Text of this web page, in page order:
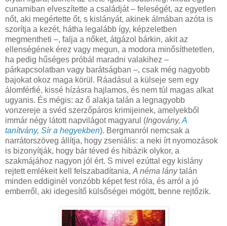
cunamiban elveszítette a családját – feleségét, az egyetlen
nőt, aki megértette őt, s kislányát, akinek álmában azóta is
szorítja a kezét, hátha legalább így, képzeletben
megmentheti –, falja a nőket, átgázol bárkin, akit az
ellenségének érez vagy megun, a modora minősíthetetlen,
ha pedig hűséges próbál maradni valakihez –
párkapcsolatban vagy barátságban –, csak még nagyobb
bajokat okoz maga körül. Ráadásul a külseje sem egy
álomférfié, kissé hízásra hajlamos, és nem túl magas alkat
ugyanis. És mégis: az ő alakja talán a legnagyobb
vonzereje a svéd szerzőpáros krimijeinek, amelyekből
immár négy látott napvilágot magyarul (Ingovány, A
tanítvány, Sír a hegyekben). Bergmanról nemcsak a
narrátorszöveg állítja, hogy zseniális: a neki írt nyomozások
is bizonyítják, hogy bár téved és hibázik olykor, a
szakmájához nagyon jól ért. S mivel ezúttal egy kislány
rejtett emlékeit kell felszabadítania, A néma lánytalán
minden eddiginél vonzóbb képet fest róla, és arról a jó
emberről, aki idegesítő külsőségei mögött, benne rejtőzik.